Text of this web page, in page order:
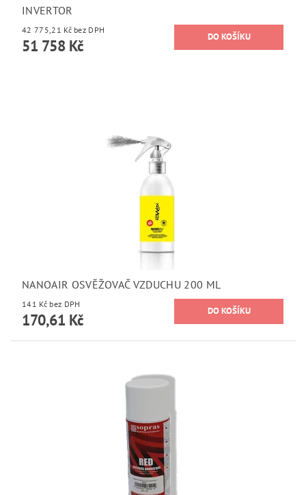
INVERTOR
42 775,21 Kč bez DPH
51 758 Kč
NANOAIR OSVĚŽOVAČ VZDUCHU 200 ML
141 Kč bez DPH
170,61 Kč